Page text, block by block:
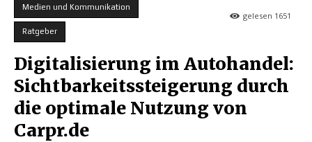
Medien und Kommunikation
Ratgeber
gelesen 1651
Digitalisierung im Autohandel:
Sichtbarkeitssteigerung durch
die optimale Nutzung von
Carpr.de